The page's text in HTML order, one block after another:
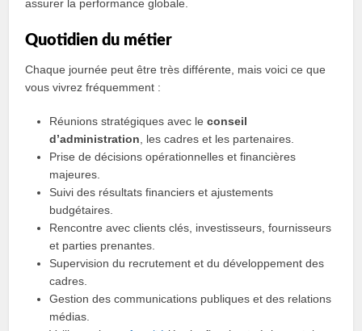
assurer la performance globale.
Quotidien du métier
Chaque journée peut être très différente, mais voici ce que
vous vivrez fréquemment :
Réunions stratégiques avec leconseil
d’administration , les cadres et les partenaires.
Prise de décisions opérationnelles et financières
majeures.
Suivi des résultats financiers et ajustements
budgétaires.
Rencontre avec clients clés, investisseurs, fournisseurs
et parties prenantes.
Supervision du recrutement et du développement des
cadres.
Gestion des communications publiques et des relations
médias.